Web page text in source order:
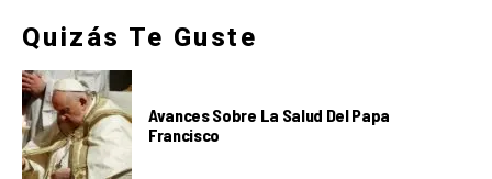
Quizás Te Guste
Avances Sobre La Salud Del Papa
Francisco